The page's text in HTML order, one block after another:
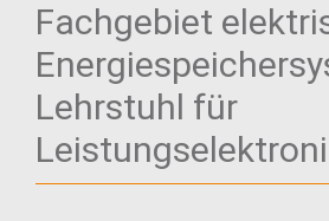
Fachgebiet
Lehrstuhl für